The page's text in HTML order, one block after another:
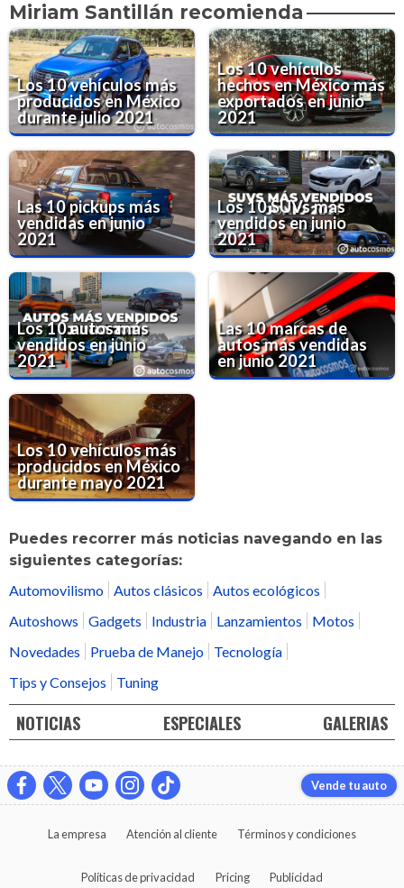
Miriam Santillán recomienda
Los 10 vehículos más
producidos en México
durante julio 2021
Los 10 vehículos
hechos en México más
exportados en junio
2021
Las 10 pickups más
vendidas en junio
2021
Los 10 SUVs más
vendidos en junio
2021
Los 10 autos más
vendidos en junio
2021
Las 10 marcas de
autos más vendidas
en junio 2021
Los 10 vehículos más
producidos en México
durante mayo 2021
Puedes recorrer más noticias navegando en las
siguientes categorías:
Automovilismo Autos clásicos
Autos ecológicos
Autoshows
Gadgets Industria Lanzamientos
Motos
Novedades
Prueba de Manejo
Tecnología
Tips y Consejos
Tuning
NOTICIAS ESPECIALES GALERIAS
Vende tu auto
La empresa Atención al cliente Términos y condiciones
Políticas de privacidad Pricing Publicidad